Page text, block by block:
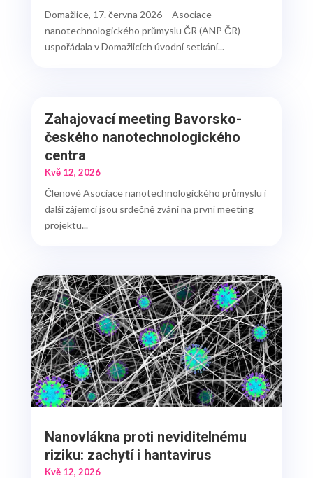
Domažlice, 17. června 2026 – Asociace
nanotechnologického průmyslu ČR (ANP ČR)
uspořádala v Domažlicích úvodní setkání...
Zahajovací meeting Bavorsko-
českého nanotechnologického
centra
Kvě 12, 2026
Členové Asociace nanotechnologického průmyslu i
další zájemci jsou srdečně zváni na první meeting
projektu...
Nanovlákna proti neviditelnému
riziku: zachytí i hantavirus
Kvě 12, 2026